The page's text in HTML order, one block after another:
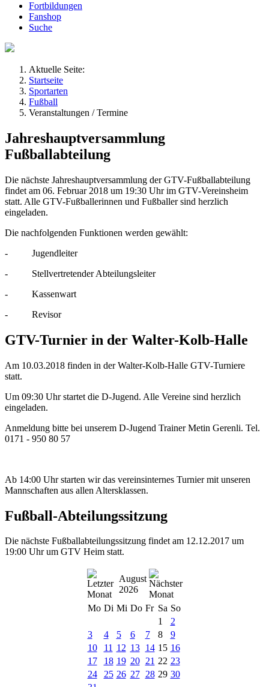
Fortbildungen
Fanshop
Suche
Aktuelle Seite:
Startseite
Sportarten
Fußball
Veranstaltungen / Termine
Jahreshauptversammlung
Fußballabteilung
Die nächste Jahreshauptversammlung der GTV-Fußballabteilung
findet am 06. Februar 2018 um 19:30 Uhr im GTV-Vereinsheim
statt. Alle GTV-Fußballerinnen und Fußballer sind herzlich
eingeladen.
Die nachfolgenden Funktionen werden gewählt:
- Jugendleiter
- Stellvertretender Abteilungsleiter
- Kassenwart
- Revisor
GTV-Turnier in der Walter-Kolb-Halle
Am 10.03.2018 finden in der Walter-Kolb-Halle GTV-Turniere
statt.
Um 09:30 Uhr startet die D-Jugend. Alle Vereine sind herzlich
eingeladen.
Anmeldung bitte bei unserem D-Jugend Trainer Metin Gerenli. Tel.
0171 - 950 80 57
Ab 14:00 Uhr starten wir das vereinsinternes Turnier mit unseren
Mannschaften aus allen Altersklassen.
Fußball-Abteilungssitzung
Die nächste Fußballabteilungssitzung findet am 12.12.2017 um
19:00 Uhr um GTV Heim statt.
August
2026
Mo Di Mi Do Fr Sa So
1
2
3
4 5 6 7 8
9
10
11 12 13 14 15 16
17
18 19 20 21 22 23
24
25 26 27 28 29 30